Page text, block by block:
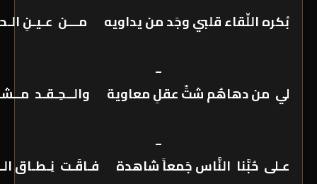
بُكره اللِّقاء قلبي وجَد من يداويه مـــن عـيـنِ
_
لي من دهاهُم شتِّ عقلِ معاوية والــحِـقـد
_
عـلى حُبَّنا النَّاس جَمعاً شاهدة فـاقَـت نِـطـاق